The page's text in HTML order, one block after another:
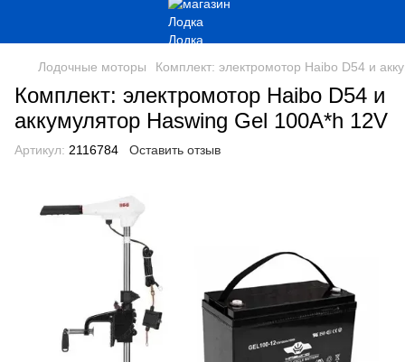
Лодочные моторы Комплект: электромотор Haibo D54 и
Комплект: электромотор Haibo D54 и
аккумулятор Haswing Gel 100A*h 12V
Артикул: 2116784 Оставить отзыв